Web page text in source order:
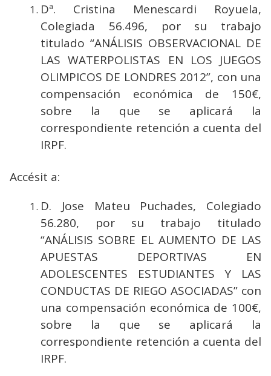
Dª. Cristina Menescardi Royuela,
Colegiada 56.496, por su trabajo
titulado “ANÁLISIS OBSERVACIONAL DE
LAS WATERPOLISTAS EN LOS JUEGOS
OLIMPICOS DE LONDRES 2012”, con una
compensación económica de 150€,
sobre la que se aplicará la
correspondiente retención a cuenta del
IRPF.
Accésit a:
D. Jose Mateu Puchades, Colegiado
56.280, por su trabajo titulado
“ANÁLISIS SOBRE EL AUMENTO DE LAS
APUESTAS DEPORTIVAS EN
ADOLESCENTES ESTUDIANTES Y LAS
CONDUCTAS DE RIEGO ASOCIADAS” con
una compensación económica de 100€,
sobre la que se aplicará la
correspondiente retención a cuenta del
IRPF.